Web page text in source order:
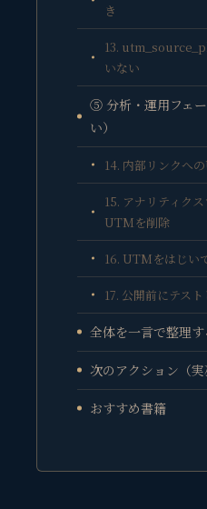
き
13.
いない
⑤ 分析・運用フェ
い）
14. 内部リンクへ
15. アナリティク
UTMを削除
16. UTMをはじい
17. 公開前にテス
全体を一言で整理す
次のアクション（実
おすすめ書籍